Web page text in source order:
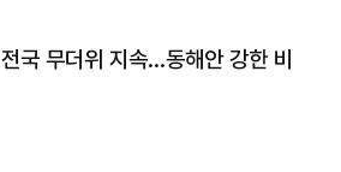
전국 무더위 지속…동해안 강한 비